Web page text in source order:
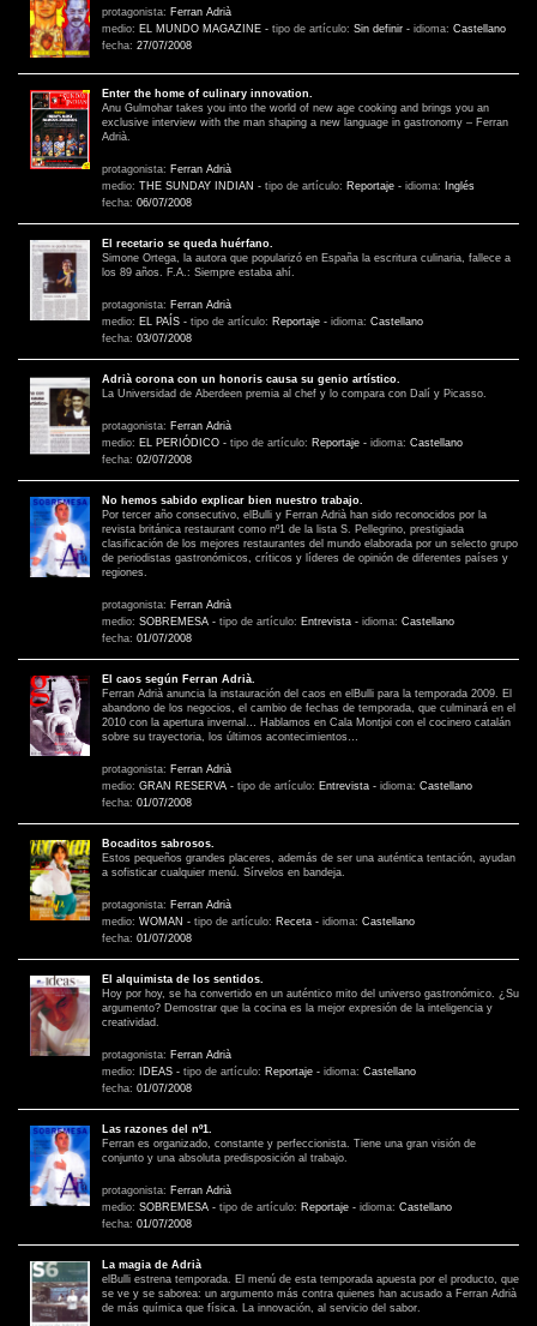
protagonista: Ferran Adrià
medio: EL MUNDO MAGAZINE - tipo de artículo: Sin definir - idioma: Castellano
fecha: 27/07/2008
Enter the home of culinary innovation.
Anu Gulmohar takes you into the world of new age cooking and brings you an
exclusive interview with the man shaping a new language in gastronomy – Ferran
Adrià.
protagonista: Ferran Adrià
medio: THE SUNDAY INDIAN - tipo de artículo: Reportaje - idioma:
Inglés
fecha: 06/07/2008
El recetario se queda huérfano.
Simone Ortega, la autora que popularizó en España la escritura culinaria, fallece a
los 89 años. F.A.: Siempre estaba ahí.
protagonista: Ferran Adrià
medio: EL PAÍS - tipo de artículo: Reportaje - idioma: Castellano
fecha: 03/07/2008
Adrià corona con un honoris causa su genio artístico.
La Universidad de Aberdeen premia al chef y lo compara con Dalí y Picasso.
protagonista: Ferran Adrià
medio: EL PERIÓDICO - tipo de artículo: Reportaje - idioma: Castellano
fecha: 02/07/2008
No hemos sabido explicar bien nuestro trabajo.
Por tercer año consecutivo, elBulli y Ferran Adrià han sido reconocidos por la
revista británica restaurant como nº1 de la lista S. Pellegrino, prestigiada
clasificación de los mejores restaurantes del mundo elaborada por un selecto grupo
de periodistas gastronómicos, críticos y líderes de opinión de diferentes países y
regiones.
protagonista: Ferran Adrià
medio: SOBREMESA - tipo de artículo: Entrevista - idioma: Castellano
fecha: 01/07/2008
El caos según Ferran Adrià.
Ferran Adrià anuncia la instauración del caos en elBulli para la temporada 2009. El
abandono de los negocios, el cambio de fechas de temporada, que culminará en el
2010 con la apertura invernal… Hablamos en Cala Montjoi con el cocinero catalán
sobre su trayectoria, los últimos acontecimientos…
protagonista: Ferran Adrià
medio: GRAN RESERVA - tipo de artículo: Entrevista - idioma: Castellano
fecha: 01/07/2008
Bocaditos sabrosos.
Estos pequeños grandes placeres, además de ser una auténtica tentación, ayudan
a sofisticar cualquier menú. Sírvelos en bandeja.
protagonista: Ferran Adrià
medio: WOMAN - tipo de artículo: Receta - idioma: Castellano
fecha: 01/07/2008
El alquimista de los sentidos.
Hoy por hoy, se ha convertido en un auténtico mito del universo gastronómico. ¿Su
argumento? Demostrar que la cocina es la mejor expresión de la inteligencia y
creatividad.
protagonista: Ferran Adrià
medio:
IDEAS - tipo de artículo: Reportaje - idioma: Castellano
fecha: 01/07/2008
Las razones del nº1.
Ferran es organizado, constante y perfeccionista. Tiene una gran visión de
conjunto y una absoluta predisposición al trabajo.
protagonista: Ferran Adrià
medio: SOBREMESA - tipo de artículo: Reportaje - idioma: Castellano
fecha: 01/07/2008
La magia de Adrià
elBulli estrena temporada. El menú de esta temporada apuesta por el producto, que
se ve y se saborea: un argumento más contra quienes han acusado a Ferran Adrià
de más química que física. La innovación, al servicio del sabor.